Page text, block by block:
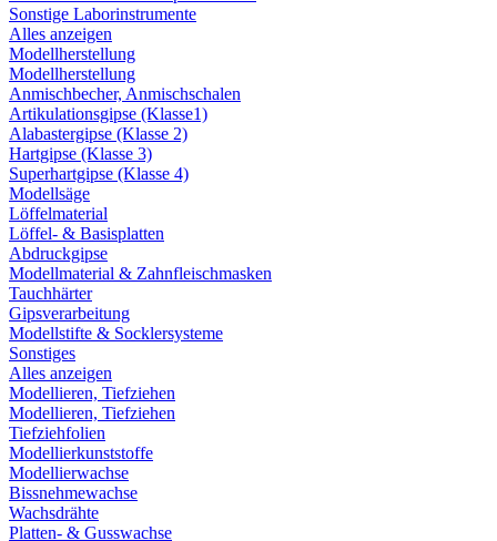
Sonstige Laborinstrumente
Alles anzeigen
Modellherstellung
Modellherstellung
Anmischbecher, Anmischschalen
Artikulationsgipse (Klasse1)
Alabastergipse (Klasse 2)
Hartgipse (Klasse 3)
Superhartgipse (Klasse 4)
Modellsäge
Löffelmaterial
Löffel- & Basisplatten
Abdruckgipse
Modellmaterial & Zahnfleischmasken
Tauchhärter
Gipsverarbeitung
Modellstifte & Socklersysteme
Sonstiges
Alles anzeigen
Modellieren, Tiefziehen
Modellieren, Tiefziehen
Tiefziehfolien
Modellierkunststoffe
Modellierwachse
Bissnehmewachse
Wachsdrähte
Platten- & Gusswachse